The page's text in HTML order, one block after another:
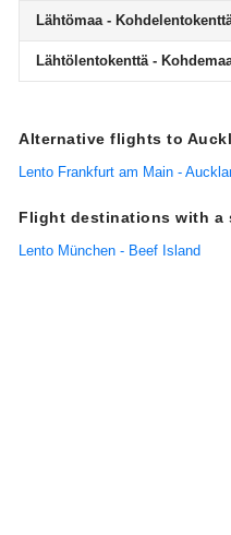
Lähtömaa -
Lähtölentokenttä -
Alternative flights to
Lento Frankfurt am Main -
Flight destinations with a
Lento München - Beef Island